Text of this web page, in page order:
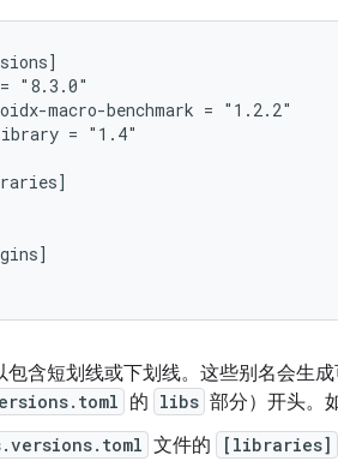
"8.3.0"
macro-benchmark = "1.2.2"
= "1.4"
包含短划线或下划线。这些别名会生
的 libs 部分）开头。
文件的 [libraries]